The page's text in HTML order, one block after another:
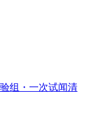
组・一次试闻清